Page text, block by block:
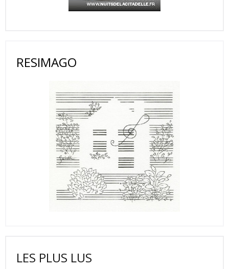
RESIMAGO
LES PLUS LUS